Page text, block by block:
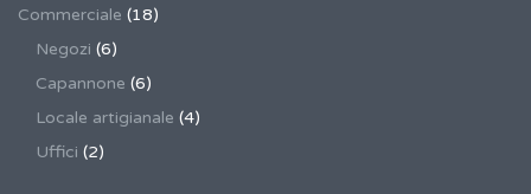
Commerciale (18)
Negozi (6)
Capannone (6)
Locale artigianale (4)
Uffici (2)